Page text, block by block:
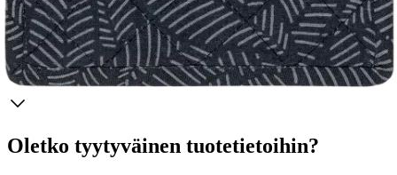
Ominaisuudet
Oletko tyytyväinen tuotetietoihin?